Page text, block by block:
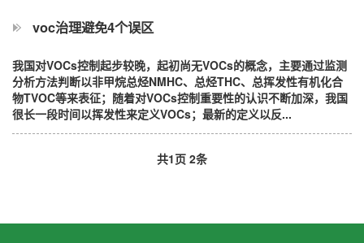
voc治理避免4个误区
我国对VOCs控制起步较晚，起初尚无VOCs的概念，主要通过监测
分析方法判断以非甲烷总烃NMHC、总烃THC、总挥发性有机化合
物TVOC等来表征；随着对VOCs控制重要性的认识不断加深，我国
很长一段时间以挥发性来定义VOCs；最新的定义以反...
共1页 2条